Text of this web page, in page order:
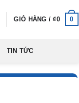
GIỎ HÀNG /₫0 0
TIN TỨC